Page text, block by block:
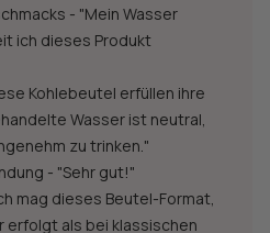
- "Mein Wasser
ich dieses Produkt
Kohlebeutel erfüllen ihre
Wasser ist neutral,
zu trinken."
- "Sehr gut!"
mag dieses Beutel-Format,
erfolgt als bei klassischen